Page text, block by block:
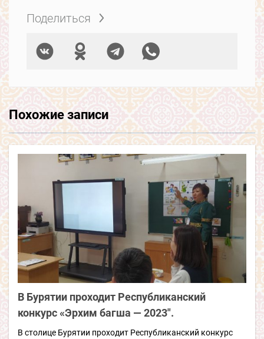
Поделиться
Похожие записи
В Бурятии проходит Республиканский
конкурс «Эрхим багша — 2023″.
В столице Бурятии проходит Республиканский конкурс